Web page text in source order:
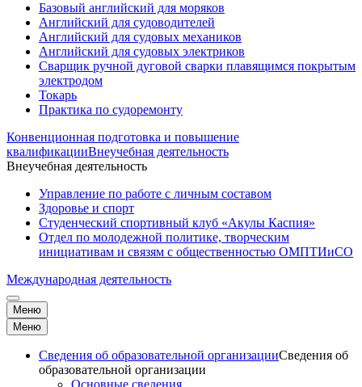
Базовый английский для моряков
Английский для судоводителей
Английский для судовых механиков
Английский для судовых электриков
Cварщик ручной дуговой сварки плавящимся покрытым
электродом
Токарь
Практика по судоремонту
Конвенционная подготовка и повышение
квалификацииВнеучебная деятельность
Внеучебная деятельность
Управление по работе с личным составом
Здоровье и спорт
Студенческий спортивный клуб «Акулы Каспия»
Отдел по молодежной политике, творческим
инициативам и связям с общественностью ОМПТИиСО
Международная деятельность
Меню
Меню
Сведения об образовательной организацииСведения об
образовательной организации
Основные сведения